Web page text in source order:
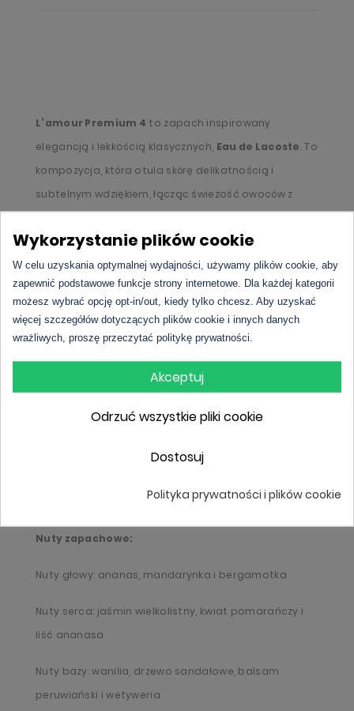
L’amour Premium 4 to zapach inspirowany
elegancją i lekkością klasycznych, Eau de Lacoste. To
kompozycja, która otula skórę delikatnością i
subtelnym wdziękiem, łącząc świeżość owoców z
odnajdziesz soczystą bergamotkę i ananas, które
dodają lekkości i energetyzującego akcentu. W sercu
zapachu rozkwitają jaśmin i kwiat pomarańczy,
podkreślając kobiecość i delikatność kompozycji.
Baza to ciepłe, zmysłowe nuty drzewa sandałowego i
wanilii, które otulają skórę niczym aksamitny
L’amour Premium 4to doskonały wybór dla
inspirowany perfumamiEau de Lacoste
jednej wyjątkowej kompozycji.
Nuty zapachowe:
Nuty głowy: ananas, mandarynka i bergamotka
Nuty serca: jaśmin wielkolistny, kwiat pomarańczy i
liść ananasa
Nuty bazy: wanilia, drzewo sandałowe, balsam
peruwiański i wetyweria
Wykorzystanie plików cookie
W celu uzyskania optymalnej wydajności, używamy plików cookie, aby
zapewnić podstawowe funkcje strony internetowe. Dla każdej kategorii
możesz wybrać opcję opt-in/out, kiedy tylko chcesz. Aby uzyskać
więcej szczegółów dotyczących plików cookie i innych danych
wrażliwych, proszę przeczytać politykę prywatności.
Akceptuj
Odrzuć wszystkie pliki cookie
Dostosuj
Polityka prywatności i plików cookie